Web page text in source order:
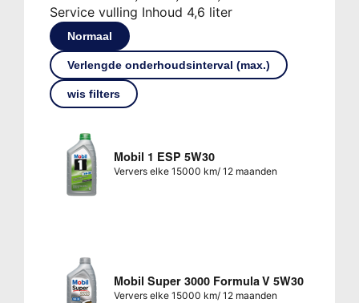
Service vulling Inhoud 4,6 liter
Normaal
Verlengde onderhoudsinterval (max.)
wis filters
Mobil 1 ESP 5W30
Ververs elke 15000 km/ 12 maanden
Mobil Super 3000 Formula V 5W30
Ververs elke 15000 km/ 12 maanden